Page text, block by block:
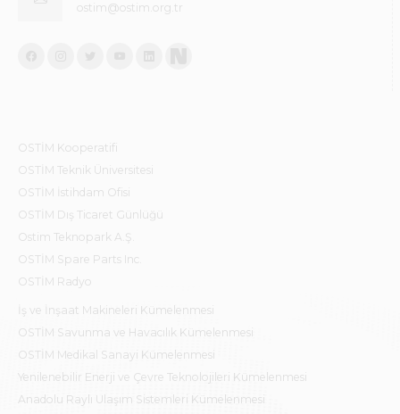
ostim@ostim.org.tr
OSTİM Kooperatifi
OSTİM Teknik Üniversitesi
OSTİM İstihdam Ofisi
OSTİM Dış Ticaret Günlüğü
Ostim Teknopark A.Ş.
OSTİM Spare Parts Inc.
OSTİM Radyo
İş ve İnşaat Makineleri Kümelenmesi
OSTİM Savunma ve Havacılık Kümelenmesi
OSTİM Medikal Sanayi Kümelenmesi
Yenilenebilir Enerji ve Çevre Teknolojileri Kümelenmesi
Anadolu Raylı Ulaşım Sistemleri Kümelenmesi